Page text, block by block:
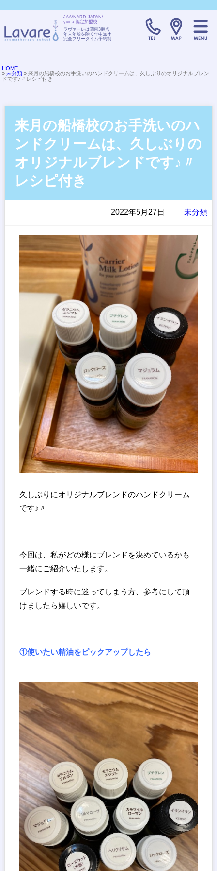
JAA/NARD JAPAN/
yuica 認定加盟校
ラヴァーレは関東3拠点
年末年始を除く年中無休
完全フリータイム予約制
TELL:0120-
HOME
»未分類 » 来月の船橋校のお手洗いのハンドクリームは、久しぶりのオリジナルブレン
ドです♪〃レシピ付き
来月の船橋校のお手洗いのハ
ンドクリームは、久しぶりの
オリジナルブレンドです♪〃
レシピ付き
未分類
2022年5月27日
久しぶりにオリジナルブレンドのハンドクリーム
です♪〃
今回は、私がどの様にブレンドを決めているかも
一緒にご紹介いたします。
ブレンドする時に迷ってしまう方、参考にして頂
けましたら嬉しいです。
①使いたい精油をピックアップしたら